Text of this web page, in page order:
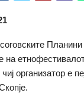
Планини
на
организатор е